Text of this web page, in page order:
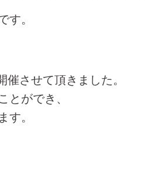
す。
させて頂きました。
とができ、
す。